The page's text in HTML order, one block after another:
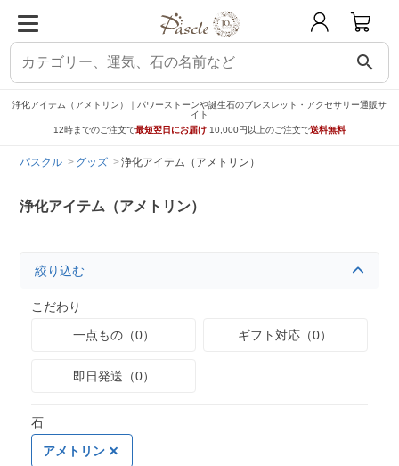
search
浄化アイテム（アメトリン）｜パワーストーンや誕生石のブレスレット・アクセサリー通販サ
イト
12時までのご注文で最短翌日にお届け 10,000円以上のご注文で送料無料
パスクル グッズ 浄化アイテム（アメトリン）
浄化アイテム（アメトリン）
絞り込む
こだわり
一点もの（0）
ギフト対応（0）
即日発送（0）
石
アメトリン